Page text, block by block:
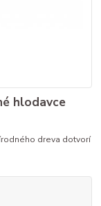
hlodavce
dreva dotvorí